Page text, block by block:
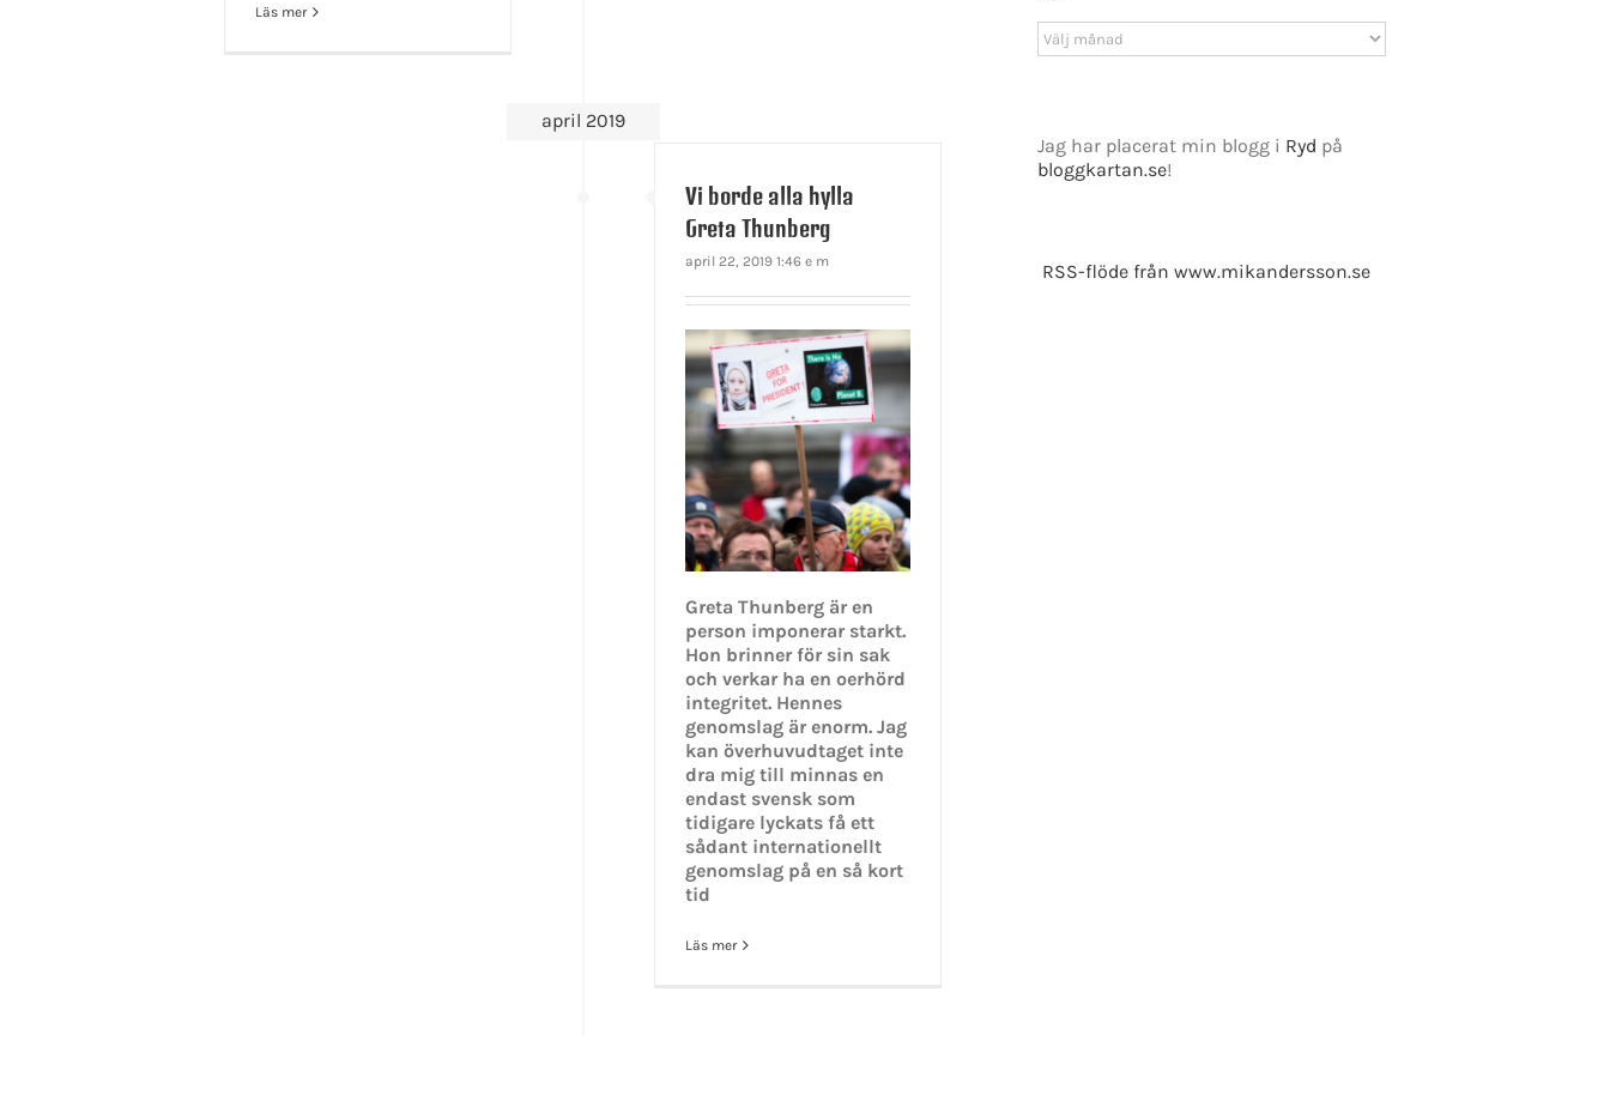
Läs mer
april 2019
Vi borde alla hylla
Greta Thunberg
april 22, 2019 1:46 e m
Greta Thunberg är en
person imponerar starkt.
Hon brinner för sin sak
och verkar ha en oerhörd
integritet. Hennes
genomslag är enorm. Jag
kan överhuvudtaget inte
dra mig till minnas en
endast svensk som
tidigare lyckats få ett
sådant internationellt
genomslag på en så kort
tid
Läs mer
Arkiv
Jag har placerat min blogg i Ryd på
bloggkartan.se!
RSS-flöde från www.mikandersson.se
GET SOCIAL